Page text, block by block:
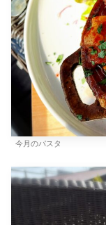
今月のパスタ